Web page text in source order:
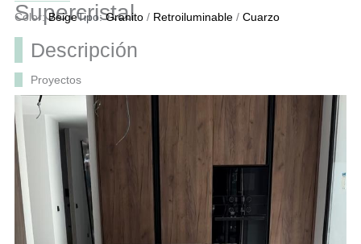
Supercristal
Color:BeigeTipo:Granito/ Retroiluminable/ Cuarzo
Descripción
Proyectos